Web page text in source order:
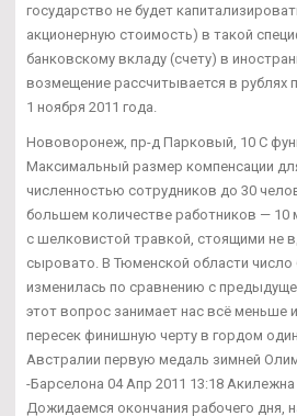
государство не будет
акционерную стоимость) в такой
банковскому вкладу (счету) в
возмещение рассчитывается в рублях
1 ноября 2011 года.
Нововоронеж, пр-д Парковый, 10 С
Максимальный размер компенсации
численностью сотрудников до 30
большем количестве работников — 10
с шелковистой травкой, стоящими не
сыровато. В Тюменской области число
изменилась по сравнению с
этот вопрос занимает нас всё меньше
пересек финишную черту в гордом
Австралии первую медаль зимней
-Барселона 04 Апр 2011 13:18 Акилежна
Дожидаемся окончания рабочего дня,